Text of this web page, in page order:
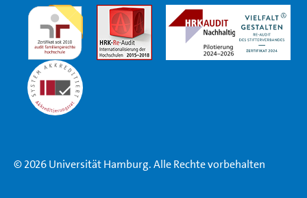
© 2026 Universität Hamburg. Alle Rechte vorbehalten